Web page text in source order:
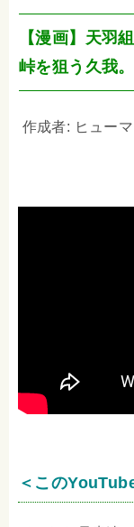
【漫画】天羽
峠を狙う久我。
作成者: ヒュー
＜この